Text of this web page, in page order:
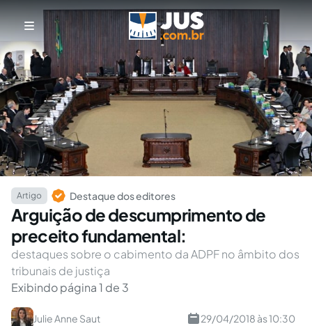
Artigo Destaque dos editores
Arguição de descumprimento de
preceito fundamental:
destaques sobre o cabimento da ADPF no âmbito dos
tribunais de justiça
Exibindo página 1 de 3
Julie Anne Saut 29/04/2018 às 10:30